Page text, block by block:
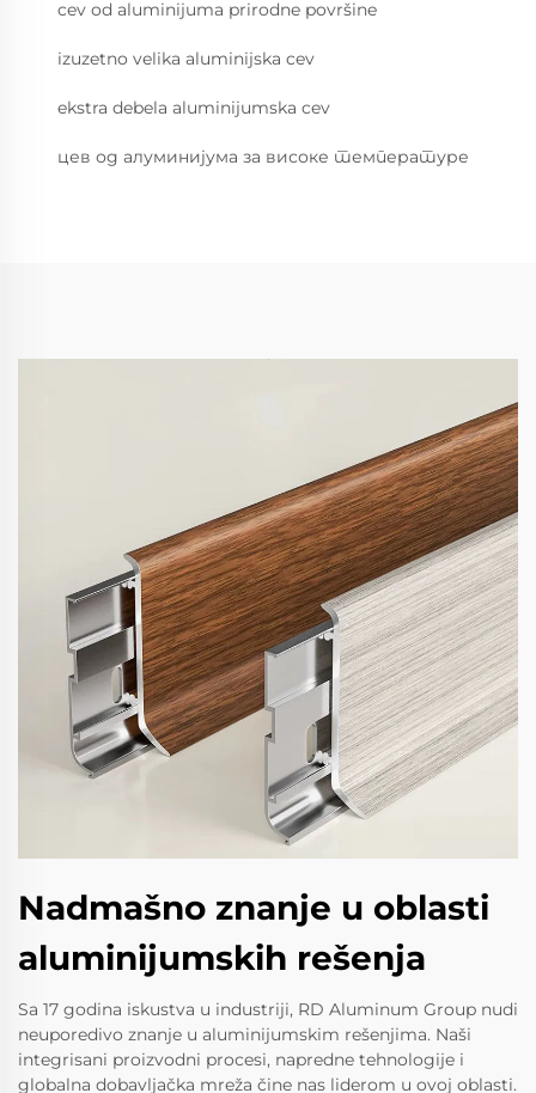
cev od aluminijuma prirodne površine
izuzetno velika aluminijska cev
ekstra debela aluminijumska cev
цев од алуминијума за високе температуре
Nadmašno znanje u oblasti
aluminijumskih rešenja
Sa 17 godina iskustva u industriji, RD Aluminum Group nudi
neuporedivo znanje u aluminijumskim rešenjima. Naši
integrisani proizvodni procesi, napredne tehnologije i
globalna dobavljačka mreža čine nas liderom u ovoj oblasti.